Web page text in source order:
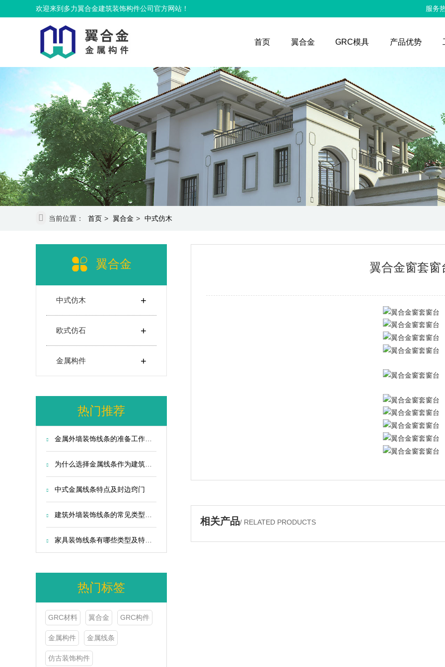
欢迎来到多力翼合金建筑装饰构件公司官方网站！ 服务
首页 翼合金 GRC模具 产品优势
当前位置： 首页 > 翼合金 > 中式仿木
翼合金
中式仿木 +
欧式仿石 +
金属构件 +
热门推荐
金属外墙装饰线条的准备工作及安装方法
为什么选择金属线条作为建筑装饰？
中式金属线条特点及封边窍门
建筑外墙装饰线条的常见类型与特点
家具装饰线条有哪些类型及特点呢？
热门标签
GRC材料 翼合金 GRC构件
金属构件 金属线条
仿古装饰构件
翼合金窗套窗
相关产品/ RELATED PRODUCTS